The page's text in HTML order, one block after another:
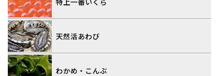
天然活あわび
わかめ・こんぶ